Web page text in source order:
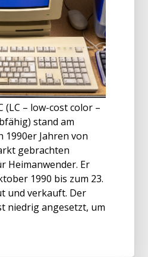
(LC – low-cost color –
stand am
1990er Jahren von
gebrachten
Heimanwender. Er
1990 bis zum 23.
und verkauft. Der
niedrig angesetzt, um